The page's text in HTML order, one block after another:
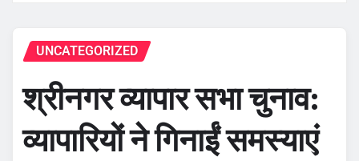
UNCATEGORIZED
श्रीनगर व्यापार सभा चुनाव:
व्यापारियों ने गिनाईं समस्याएं